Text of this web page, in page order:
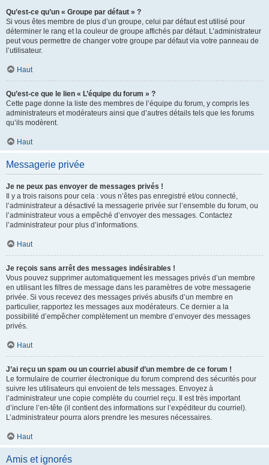
Qu’est-ce qu’un « Groupe par défaut » ?
Si vous êtes membre de plus d’un groupe, celui par défaut est utilisé pour
déterminer le rang et la couleur de groupe affichés par défaut. L’administrateur
peut vous permettre de changer votre groupe par défaut via votre panneau de
l’utilisateur.
Haut
Qu’est-ce que le lien « L’équipe du forum » ?
Cette page donne la liste des membres de l’équipe du forum, y compris les
administrateurs et modérateurs ainsi que d’autres détails tels que les forums
qu’ils modèrent.
Haut
Messagerie privée
Je ne peux pas envoyer de messages privés !
Il y a trois raisons pour cela : vous n’êtes pas enregistré et/ou connecté,
l’administrateur a désactivé la messagerie privée sur l’ensemble du forum, ou
l’administrateur vous a empêché d’envoyer des messages. Contactez
l’administrateur pour plus d’informations.
Haut
Je reçois sans arrêt des messages indésirables !
Vous pouvez supprimer automatiquement les messages privés d’un membre
en utilisant les filtres de message dans les paramètres de votre messagerie
privée. Si vous recevez des messages privés abusifs d’un membre en
particulier, rapportez les messages aux modérateurs. Ce dernier a la
possibilité d’empêcher complètement un membre d’envoyer des messages
privés.
Haut
J’ai reçu un spam ou un courriel abusif d’un membre de ce forum !
Le formulaire de courrier électronique du forum comprend des sécurités pour
suivre les utilisateurs qui envoient de tels messages. Envoyez à
l’administrateur une copie complète du courriel reçu. Il est très important
d’inclure l’en-tête (il contient des informations sur l’expéditeur du courriel).
L’administrateur pourra alors prendre les mesures nécessaires.
Haut
Amis et ignorés